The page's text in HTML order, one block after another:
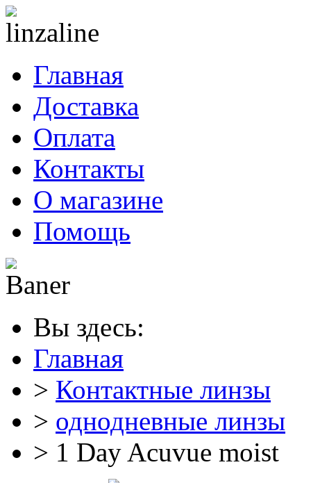
Главная
Доставка
Оплата
Контакты
О магазине
Помощь
Вы здесь:
Главная
> Контактные линзы
> однодневные линзы
> 1 Day Acuvue moist